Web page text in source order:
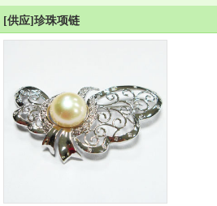
[供应]珍珠项链